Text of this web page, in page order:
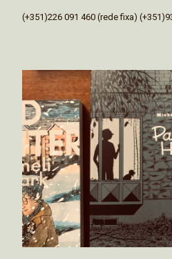
(+351)226 091 460 (rede fixa)